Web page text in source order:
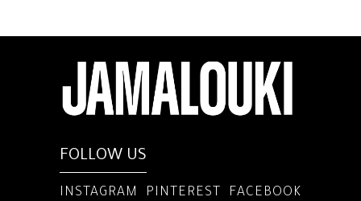
FOLLOW US
INSTAGRAM PINTEREST
FACEBOOK